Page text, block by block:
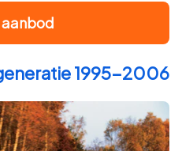
1995-2006